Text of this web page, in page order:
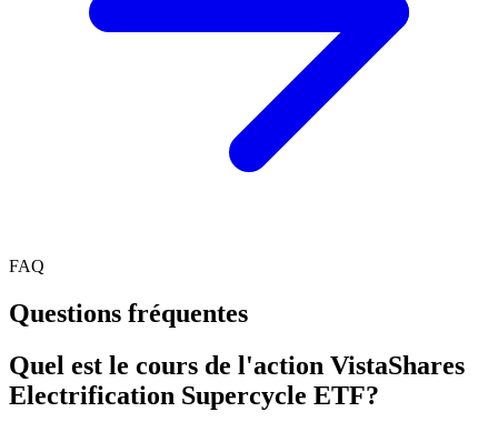
FAQ
Questions fréquentes
Quel est le cours de l'action VistaShares
Electrification Supercycle ETF?